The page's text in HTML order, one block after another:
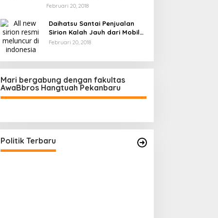
Februari 20, 2018
Daihatsu Santai Penjualan
Sirion Kalah Jauh dari Mobil
LCGC
Februari 20, 2018
Mari bergabung dengan fakultas
AwaBbros Hangtuah Pekanbaru
Politik Terbaru
Personel, Tegaskan Komitmen
Bersih Narkoba
Di Politik, Polri | Februari 23, 2026